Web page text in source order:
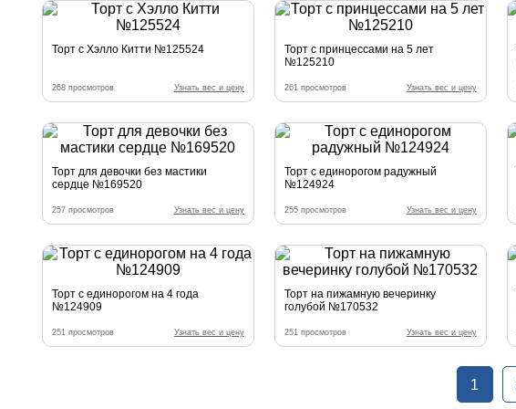
Торт с Хэлло Китти №125524
268 просмотров Узнать вес и цену
Торт с принцессами на 5 лет
№125210
261 просмотров Узнать вес и цену
Торт для девочки без мастики
сердце №169520
257 просмотров Узнать вес и цену
Торт с единорогом радужный
№124924
255 просмотров Узнать вес и цену
Торт с единорогом на 4 года
№124909
251 просмотров Узнать вес и цену
Торт на пижамную вечеринку
голубой №170532
251 просмотров Узнать вес и цену
1